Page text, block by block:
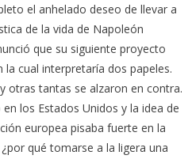
el anhelado deseo de llevar a
de la vida de Napoleón
que su siguiente proyecto
cual interpretaría dos papeles.
otras tantas se alzaron en contra.
los Estados Unidos y la idea de
europea pisaba fuerte en la
qué tomarse a la ligera una